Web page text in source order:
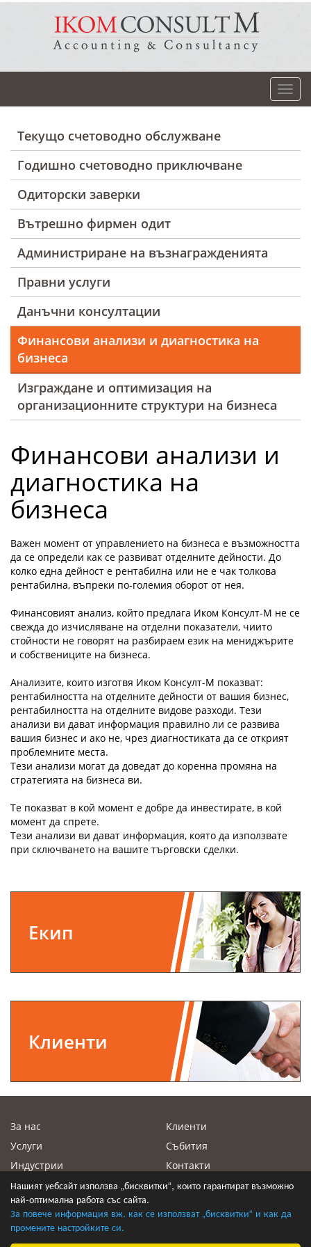
Нашият уебсайт използва „бисквитки“, които гарантират възможно
най-оптимална работа със сайта.
За повече информация вж. как се използват „бисквитки“ и как да
промените настройките си.
Текущо счетоводно обслужване
Годишно счетоводно приключване
Одиторски заверки
Вътрешно фирмен одит
Администриране на възнагражденията
Правни услуги
Данъчни консултации
Финансови анализи и диагностика на
бизнеса
Изграждане и оптимизация на
организационните структури на бизнеса
Финансови анализи и
диагностика на
бизнеса
Важен момент от управлението на бизнеса е възможността
да се определи как се развиват отделните дейности. До
колко една дейност е рентабилна или не е чак толкова
рентабилна, въпреки по-големия оборот от нея.
Финансовият анализ, който предлага Иком Консулт-М не се
свежда до изчисляване на отделни показатели, чиито
стойности не говорят на разбираем език на мениджърите
и собствениците на бизнеса.
Анализите, които изготвя Иком Консулт-М показват:
рентабилността на отделните дейности от вашия бизнес,
рентабилността на отделните видове разходи. Тези
анализи ви дават информация правилно ли се развива
вашия бизнес и ако не, чрез диагностиката да се открият
проблемните места.
Тези анализи могат да доведат до коренна промяна на
стратегията на бизнеса ви.
Те показват в кой момент е добре да инвестирате, в кой
момент да спрете.
Тези анализи ви дават информация, която да използвате
при сключването на вашите търговски сделки.
Екип
Клиенти
За нас
Услуги
Индустрии
Екип
Клиенти
Събития
Контакти
© 2026 Иком Консулт - М